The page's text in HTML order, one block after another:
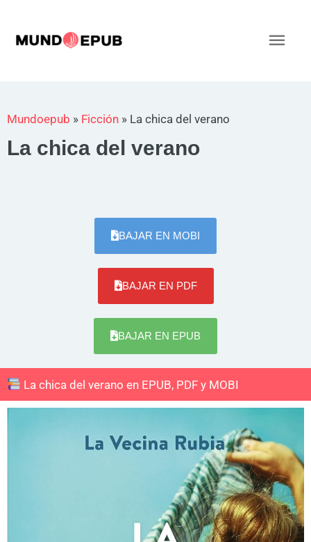
contenido
Mundoepub » Ficción » La chica del verano
La chica del verano
BAJAR EN MOBI
BAJAR EN PDF
BAJAR EN EPUB
La chica del verano en EPUB, PDF y MOBI